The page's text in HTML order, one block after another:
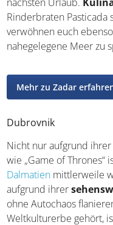
für euren nächsten
wie der Rinderbraten
Likör verwöhnen euch
Mehr zu Zadar
Nicht nur aufgrund
Serien wie „Game of
Dubrovnikin Dalmatien
Munde. Auch aufgrund
der ihr ganz ohne